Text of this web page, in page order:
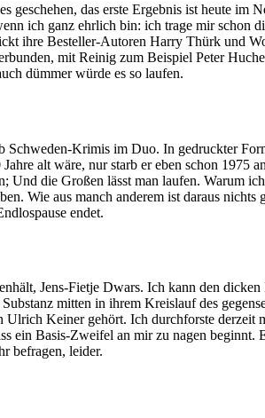
geschehen, das erste Ergebnis ist heute im
ich ganz ehrlich bin: ich trage mir schon
ihre Besteller-Autoren Harry Thürk und
mit Reinig zum Beispiel Peter
dümmer würde es so laufen.
Schweden-Krimis im Duo. In gedruckter
alt wäre, nur starb er eben schon 1975
die Großen lässt man laufen. Warum
Wie aus manch anderem ist daraus
endet.
Jens-Fietje Dwars. Ich kann den
mitten in ihrem Kreislauf des
Keiner gehört. Ich durchforste derzeit
ein Basis-Zweifel an mir zu nagen beginnt.
befragen, leider.